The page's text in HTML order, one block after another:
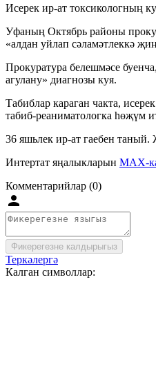
Исерек ир-ат токсикологның
Уфаның Октябрь районы
«алдан уйлап сәламәтлеккә
Прокуратура белешмәсе
агулану» диагнозы куя.
Табиблар караган чакта,
табиб-реаниматологка һөҗүм
36 яшьлек ир-ат гаебен
Интертат яңалыкларын MAX-
Комментарийлар (0)
Фикерегезне калдырыгыз
Теркәлергә
Калган символлар: